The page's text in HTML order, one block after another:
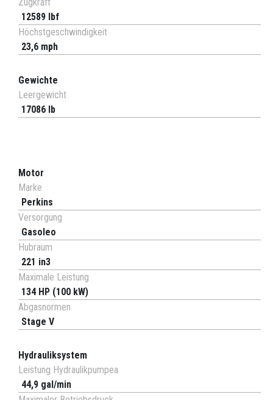
Zugkraft
12589 lbf
Höchstgeschwindigkeit
23,6 mph
Gewichte
Leergewicht
17086 lb
Motor
Marke
Perkins
Versorgung
Gasoleo
Hubraum
221 in3
Maximale Leistung
134 HP (100 kW)
Abgasnormen
Stage V
Hydrauliksystem
Leistung Hydraulikpumpea
44,9 gal/min